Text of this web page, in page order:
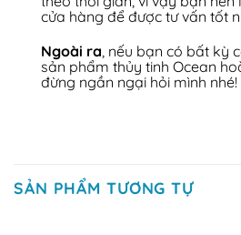
cửa hàng để được tư vấn tốt
Ngoài ra , nếu bạn có bất kỳ
sản phẩm thủy tinh Ocean
đừng ngần ngại hỏi mình nhé!
SẢN PHẨM TƯƠNG TỰ